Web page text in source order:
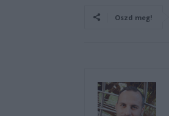
Oszd meg!